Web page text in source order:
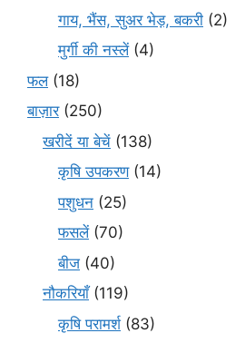
गाय, भैंस, सुअर भेड़, बकरी (2)
मुर्गी की नस्लें(4)
फल(18)
बाज़ार(250)
खरीदें या बेचें (138)
कृषि उपकरण(14)
पशुधन (25)
फसलें(70)
बीज (40)
नौकरियाँ(119)
कृषि परामर्श(83)